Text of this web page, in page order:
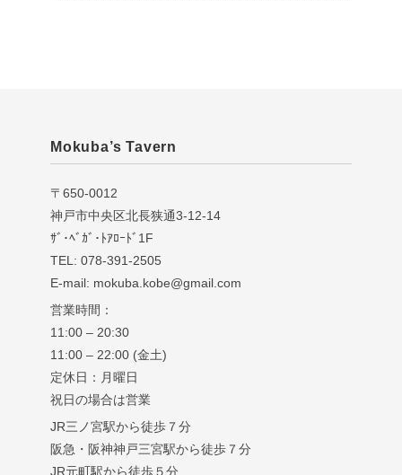
Mokuba’s Tavern
〒650-0012
神戸市中央区北長狭通3-12-14
ｻﾞ･ﾍﾞｶﾞ･ﾄｱﾛｰﾄﾞ1F
TEL: 078-391-2505
E-mail: mokuba.kobe@gmail.com
営業時間：
11:00 – 20:30
11:00 – 22:00 (金土)
定休日：月曜日
祝日の場合は営業
JR三ノ宮駅から徒歩７分
阪急・阪神神戸三宮駅から徒歩７分
JR元町駅から徒歩５分